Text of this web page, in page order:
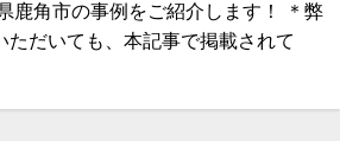
鹿角市の事例をご紹介します！ ＊弊
ただいても、本記事で掲載されて